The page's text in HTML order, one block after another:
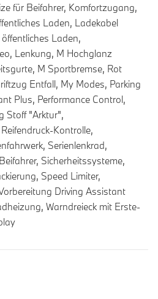
für Beifahrer, Komfortzugang,
Laden, Ladekabel
Laden,
Lenkung, M Hochglanz
M Sportbremse, Rot
Entfall, My Modes, Parking
Plus, Performance Control,
Stoff "Arktur",
Kontrolle,
Serienlenkrad,
Sicherheitssysteme,
Speed Limiter,
Driving Assistant
Warndreieck mit Erste-